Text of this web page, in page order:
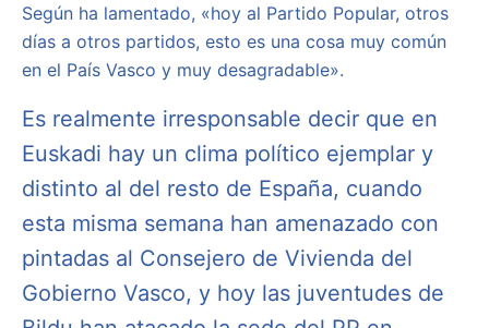
Según ha lamentado, «hoy al Partido Popular, otros
días a otros partidos, esto es una cosa muy común
en el País Vasco y muy desagradable».
Es realmente irresponsable decir que en
Euskadi hay un clima político ejemplar y
distinto al del resto de España, cuando
esta misma semana han amenazado con
pintadas al Consejero de Vivienda del
Gobierno Vasco, y hoy las juventudes de